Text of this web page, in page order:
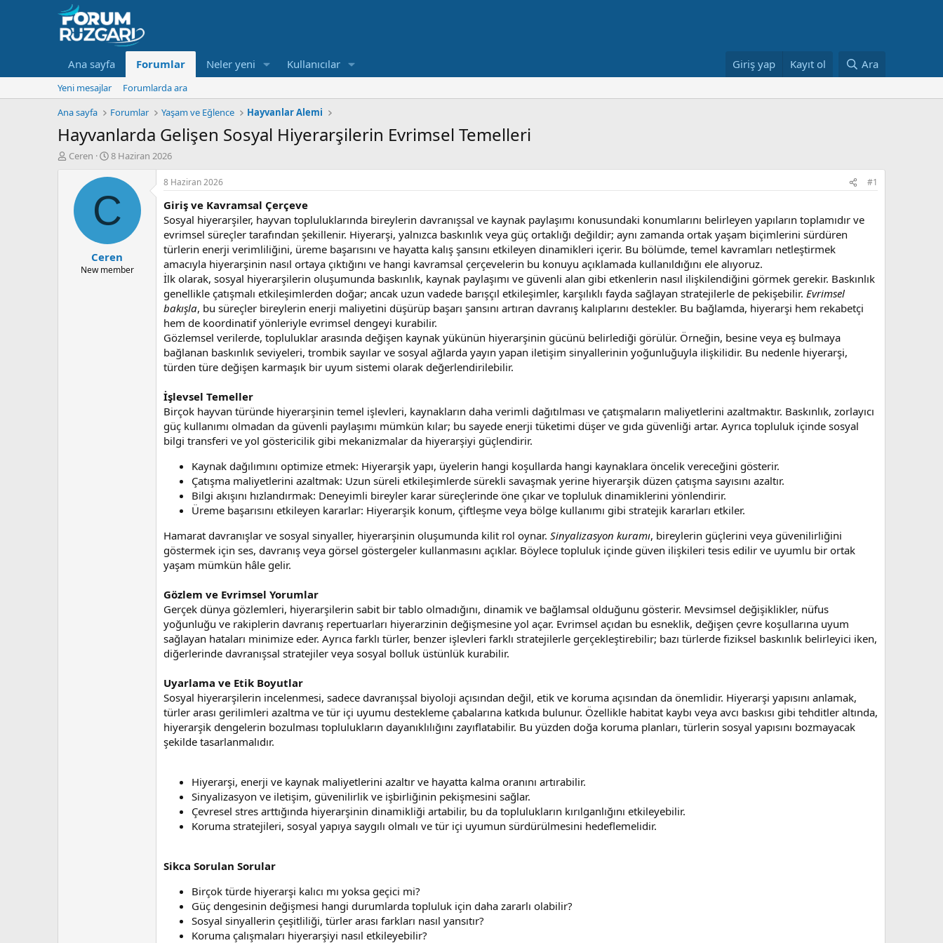
Ana sayfa Forumlar Neler yeni Kullanıcılar Giriş yap Kayıt ol Ara
Yeni mesajlar
Forumlarda ara
Ana sayfa
Forumlar Yaşam ve Eğlence Hayvanlar Alemi
Hayvanlarda Gelişen Sosyal Hiyerarşilerin Evrimsel Temelleri
K
Ceren
B
ş
l
a
n
ı
ç
t
8 Haziran 2026
C
Ceren
New member
8 Haziran 2026 #1
Giriş ve Kavramsal Çerçeve
Sosyal hiyerarşiler, hayvan topluluklarında bireylerin davranışsal ve kaynak paylaşımı konusundaki konumlarını belirleyen yapıların toplamıdır ve
evrimsel süreçler tarafından şekillenir. Hiyerarşi, yalnızca baskınlık veya güç ortaklığı değildir; aynı zamanda ortak yaşam biçimlerini sürdüren
türlerin enerji verimliliğini, üreme başarısını ve hayatta kalış şansını etkileyen dinamikleri içerir. Bu bölümde, temel kavramları netleştirmek
amacıyla hiyerarşinin nasıl ortaya çıktığını ve hangi kavramsal çerçevelerin bu konuyu açıklamada kullanıldığını ele alıyoruz.
İlk olarak, sosyal hiyerarşilerin oluşumunda baskınlık, kaynak paylaşımı ve güvenli alan gibi etkenlerin nasıl ilişkilendiğini görmek gerekir. Baskınlık
genellikle çatışmalı etkileşimlerden doğar; ancak uzun vadede barışçıl etkileşimler, karşılıklı fayda sağlayan stratejilerle de pekişebilir. Evrimsel
bakışla, bu süreçler bireylerin enerji maliyetini düşürüp başarı şansını artıran davranış kalıplarını destekler. Bu bağlamda, hiyerarşi hem rekabetçi
hem de koordinatif yönleriyle evrimsel dengeyi kurabilir.
Gözlemsel verilerde, topluluklar arasında değişen kaynak yükünün hiyerarşinin gücünü belirlediği görülür. Örneğin, besine veya eş bulmaya
bağlanan baskınlık seviyeleri, trombik sayılar ve sosyal ağlarda yayın yapan iletişim sinyallerinin yoğunluğuyla ilişkilidir. Bu nedenle hiyerarşi,
türden türe değişen karmaşık bir uyum sistemi olarak değerlendirilebilir.
İşlevsel Temeller
Birçok hayvan türünde hiyerarşinin temel işlevleri, kaynakların daha verimli dağıtılması ve çatışmaların maliyetlerini azaltmaktır. Baskınlık, zorlayıcı
güç kullanımı olmadan da güvenli paylaşımı mümkün kılar; bu sayede enerji tüketimi düşer ve gıda güvenliği artar. Ayrıca topluluk içinde sosyal
bilgi transferi ve yol göstericilik gibi mekanizmalar da hiyerarşiyi güçlendirir.
Kaynak dağılımını optimize etmek: Hiyerarşik yapı, üyelerin hangi koşullarda hangi kaynaklara öncelik vereceğini gösterir.
Çatışma maliyetlerini azaltmak: Uzun süreli etkileşimlerde sürekli savaşmak yerine hiyerarşik düzen çatışma sayısını azaltır.
Bilgi akışını hızlandırmak: Deneyimli bireyler karar süreçlerinde öne çıkar ve topluluk dinamiklerini yönlendirir.
Üreme başarısını etkileyen kararlar: Hiyerarşik konum, çiftleşme veya bölge kullanımı gibi stratejik kararları etkiler.
Hamarat davranışlar ve sosyal sinyaller, hiyerarşinin oluşumunda kilit rol oynar. Sinyalizasyon kuramı, bireylerin güçlerini veya güvenilirliğini
göstermek için ses, davranış veya görsel göstergeler kullanmasını açıklar. Böylece topluluk içinde güven ilişkileri tesis edilir ve uyumlu bir ortak
yaşam mümkün hâle gelir.
Gözlem ve Evrimsel Yorumlar
Gerçek dünya gözlemleri, hiyerarşilerin sabit bir tablo olmadığını, dinamik ve bağlamsal olduğunu gösterir. Mevsimsel değişiklikler, nüfus
yoğunluğu ve rakiplerin davranış repertuarları hiyerarzinin değişmesine yol açar. Evrimsel açıdan bu esneklik, değişen çevre koşullarına uyum
sağlayan hataları minimize eder. Ayrıca farklı türler, benzer işlevleri farklı stratejilerle gerçekleştirebilir; bazı türlerde fiziksel baskınlık belirleyici iken,
diğerlerinde davranışsal stratejiler veya sosyal bolluk üstünlük kurabilir.
Uyarlama ve Etik Boyutlar
Sosyal hiyerarşilerin incelenmesi, sadece davranışsal biyoloji açısından değil, etik ve koruma açısından da önemlidir. Hiyerarşi yapısını anlamak,
türler arası gerilimleri azaltma ve tür içi uyumu destekleme çabalarına katkıda bulunur. Özellikle habitat kaybı veya avcı baskısı gibi tehditler altında,
hiyerarşik dengelerin bozulması toplulukların dayanıklılığını zayıflatabilir. Bu yüzden doğa koruma planları, türlerin sosyal yapısını bozmayacak
şekilde tasarlanmalıdır.
Hiyerarşi, enerji ve kaynak maliyetlerini azaltır ve hayatta kalma oranını artırabilir.
Sinyalizasyon ve iletişim, güvenilirlik ve işbirliğinin pekişmesini sağlar.
Çevresel stres arttığında hiyerarşinin dinamikliği artabilir, bu da toplulukların kırılganlığını etkileyebilir.
Koruma stratejileri, sosyal yapıya saygılı olmalı ve tür içi uyumun sürdürülmesini hedeflemelidir.
Sikca Sorulan Sorular
Birçok türde hiyerarşi kalıcı mı yoksa geçici mi?
Güç dengesinin değişmesi hangi durumlarda topluluk için daha zararlı olabilir?
Sosyal sinyallerin çeşitliliği, türler arası farkları nasıl yansıtır?
Koruma çalışmaları hiyerarşiyi nasıl etkileyebilir?